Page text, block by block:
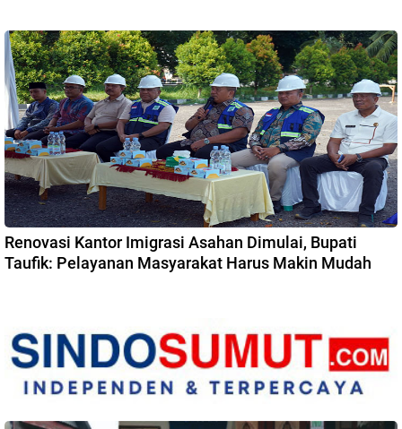
Renovasi Kantor Imigrasi Asahan Dimulai, Bupati
Taufik: Pelayanan Masyarakat Harus Makin Mudah